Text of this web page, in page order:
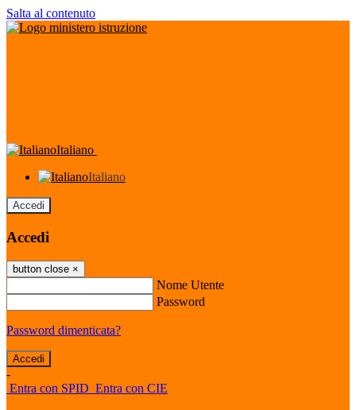
Salta al contenuto
Italiano
Italiano
Accedi
Accedi
button close ×
Nome Utente
Password
Password dimenticata?
-
Entra con SPID Entra con CIE